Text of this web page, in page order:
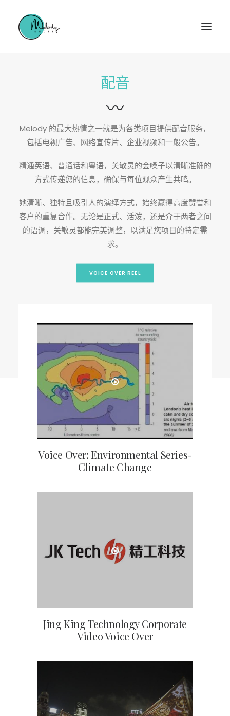
EN
HK
CN
配音
〰
Melody 的最大热情之一就是为各类项目提供配音服务，
包括电视广告、网络宣传片、企业视频和一般公告。
精通英语、普通话和粤语，关敏灵的金嗓子以清晰准确的
方式传递您的信息，确保与每位观众产生共鸣。
她清晰、独特且吸引人的演绎方式，始终赢得高度赞誉和
客户的重复合作。无论是正式、活泼，还是介于两者之间
的语调，关敏灵都能完美调整，以满足您项目的特定需
求。
VOICE OVER REEL
Voice Over: Environmental Series-
Climate Change
Jing King Technology Corporate
Video Voice Over